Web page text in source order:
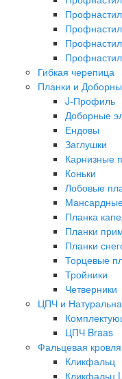
Гибкая черепица
Планки и
J-Профиль
Доборные
Ендовы
Заглушки
Карнизные
Коньки
Лобовые
Планка
Планки
Планки
Торцевые
Тройники
Четверники
ЦПЧ и
ЦПЧ Braas
Фальцевая кровля
Кликфальц
Кликфальц